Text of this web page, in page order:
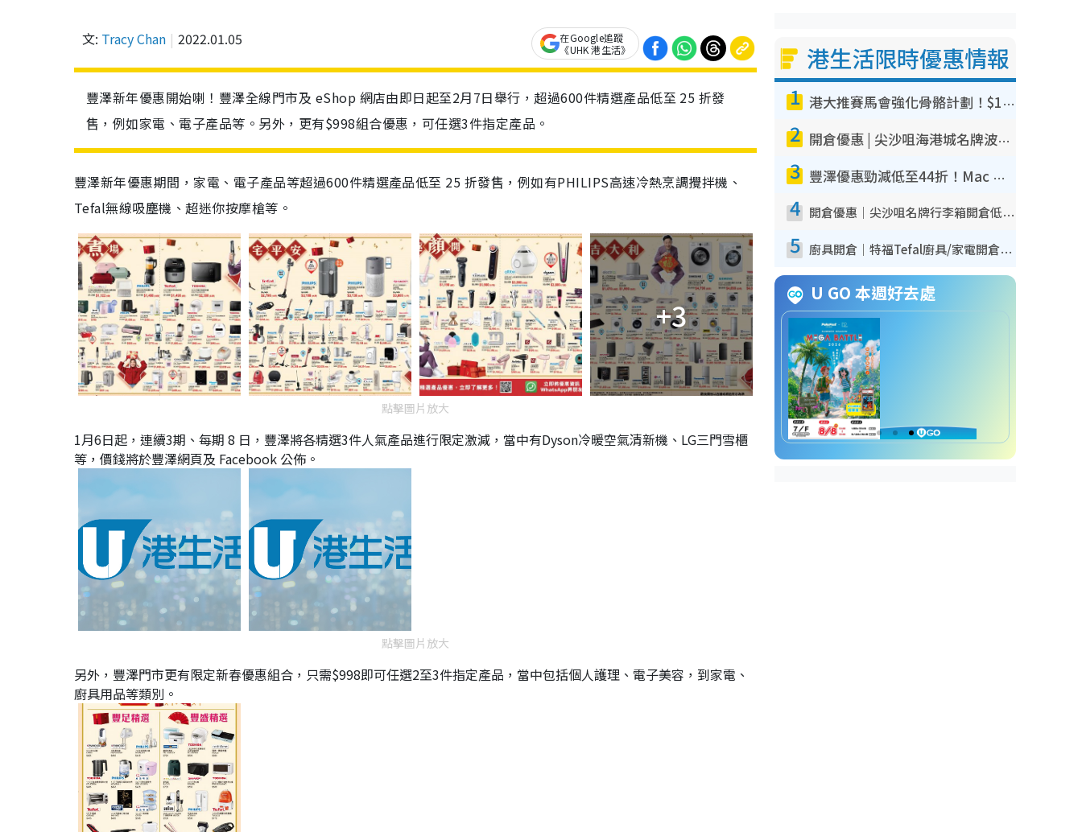
文: Tracy Chan 2022.01.05
在Google追蹤
《UHK 港生活》
豐澤新年優惠開始喇！豐澤全線門市及 eShop 網店由即日起至2月7日舉行，超過600件精選產品低至 25 折發
售，例如家電、電子產品等。另外，更有$998組合優惠，可任選3件指定產品。
豐澤新年優惠期間，家電、電子產品等超過600件精選產品低至 25 折發售，例如有PHILIPS高速冷熱烹調攪拌機、
Tefal無線吸塵機、超迷你按摩槍等。
+3
點擊圖片放大
1月6日起，連續3期、每期 8 日，豐澤將各精選3件人氣產品進行限定激減，當中有Dyson冷暖空氣清新機、LG三門雪櫃
等，價錢將於豐澤網頁及 Facebook 公佈。
點擊圖片放大
另外，豐澤門市更有限定新春優惠組合，只需$998即可任選2至3件指定產品，當中包括個人護理、電子美容，到家電、
廚具用品等類別。
港生活限時優惠情報
1 港大推賽馬會強化骨骼計劃！$100骨質密度X光檢查 完成免費運動訓練送超市禮券！附參加資格
2 開倉優惠 | 尖沙咀海港城名牌波鞋開倉低至1折！On鞋$899起／Joy&Peace鞋履$98起
3 豐澤優惠勁減低至44折！Mac mini/iPhone17Pro大減價！廚房家電$220起
4 開倉優惠｜尖沙咀名牌行李箱開倉低至4折！一連5日 American Tourister/ace./Hallmark $200起！
5 廚具開倉｜特福Tefal廚具/家電開倉低至3折！$220起買平底鍋/炒鑊/湯煲！電飯煲/吸塵機/燙斗$418起
U GO 本週好去處